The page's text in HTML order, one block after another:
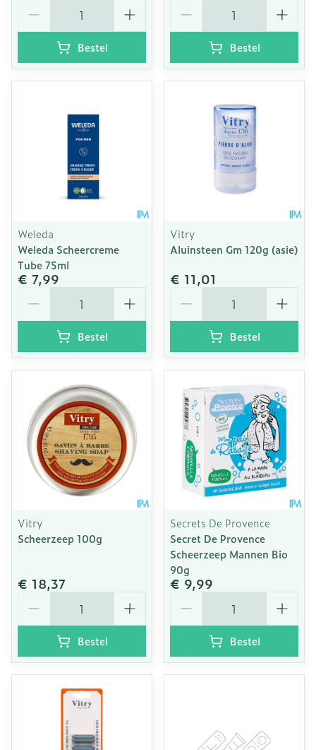
Bestel Bestel
Weleda
Weleda Scheercreme
Tube 75ml
€ 7,99
Bestel
Vitry
Aluinsteen Gm 120g (asie)
€ 11,01
Bestel
Vitry
Scheerzeep 100g
€ 18,37
Bestel
Secrets De Provence
Secret De Provence
Scheerzeep Mannen Bio
90g
€ 9,99
Bestel